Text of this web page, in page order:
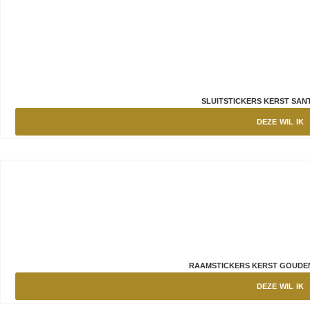
SLUITSTICKERS KERST
DEZE WIL IK
RAAMSTICKERS KERST
DEZE WIL IK